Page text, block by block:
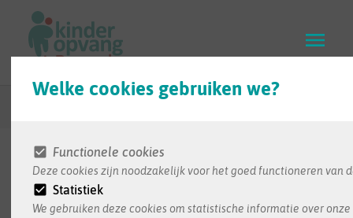
Welke cookies gebruiken we?
Functionele cookies
Deze cookies zijn noodzakelijk voor het goed functioneren van
Statistiek
We gebruiken deze cookies om statistische informatie over
De informatie in deze infofiche wordt ons bezorgd
door de opvang zelf. Dit is de meest recente